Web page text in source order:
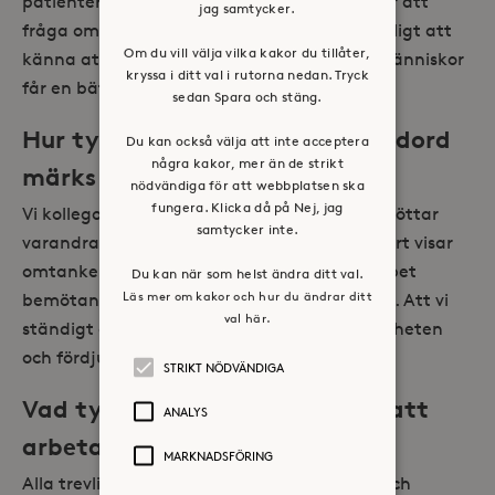
fråga om råd i kluriga situationer. Det är härligt att
känna att det jag gör bidrar till att andra människor
får en bättre livskvalité.
Hur tycker du Stora Sköndals ledord
märks i vardagen?
Vi kollegor visar omtanke för varandra och stöttar
varandra när det behövs. Även att vi självklart visar
omtanke för våra patienter samt har ett öppet
bemötande mot både patienter och kollegor. Att vi
ständigt arbetar med att förbättra verksamheten
och fördjupa våra kunskaper.
Vad tycker du är fördelar med att
arbeta på Stora Sköndal?
Alla trevliga kollegor, att ha betydelsefulla och
jag samtycker.
Om du vill välja vilka kakor du tillåter,
kryssa i ditt val i rutorna nedan. Tryck
sedan Spara och stäng.
Du kan också välja att inte acceptera
några kakor, mer än de strikt
nödvändiga för att webbplatsen ska
fungera. Klicka då på Nej, jag
samtycker inte.
Du kan när som helst ändra ditt val.
Läs mer om kakor och hur du ändrar ditt
val här.
STRIKT NÖDVÄNDIGA
ANALYS
MARKNADSFÖRING